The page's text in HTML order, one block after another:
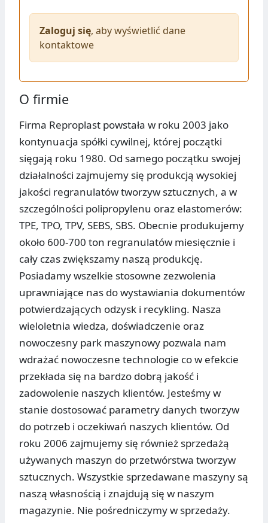
Zaloguj się, aby wyświetlić dane
kontaktowe
O firmie
Firma Reproplast powstała w roku 2003 jako
kontynuacja spółki cywilnej, której początki
sięgają roku 1980. Od samego początku swojej
działalności zajmujemy się produkcją wysokiej
jakości regranulatów tworzyw sztucznych, a w
szczególności polipropylenu oraz elastomerów:
TPE, TPO, TPV, SEBS, SBS. Obecnie produkujemy
około 600-700 ton regranulatów miesięcznie i
cały czas zwiększamy naszą produkcję.
Posiadamy wszelkie stosowne zezwolenia
uprawniające nas do wystawiania dokumentów
potwierdzających odzysk i recykling. Nasza
wieloletnia wiedza, doświadczenie oraz
nowoczesny park maszynowy pozwala nam
wdrażać nowoczesne technologie co w efekcie
przekłada się na bardzo dobrą jakość i
zadowolenie naszych klientów. Jesteśmy w
stanie dostosować parametry danych tworzyw
do potrzeb i oczekiwań naszych klientów. Od
roku 2006 zajmujemy się również sprzedażą
używanych maszyn do przetwórstwa tworzyw
sztucznych. Wszystkie sprzedawane maszyny są
naszą własnością i znajdują się w naszym
magazynie. Nie pośredniczymy w sprzedaży.